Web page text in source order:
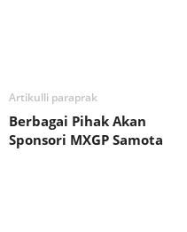
Artikulli paraprak
Berbagai Pihak Akan
Sponsori MXGP Samota